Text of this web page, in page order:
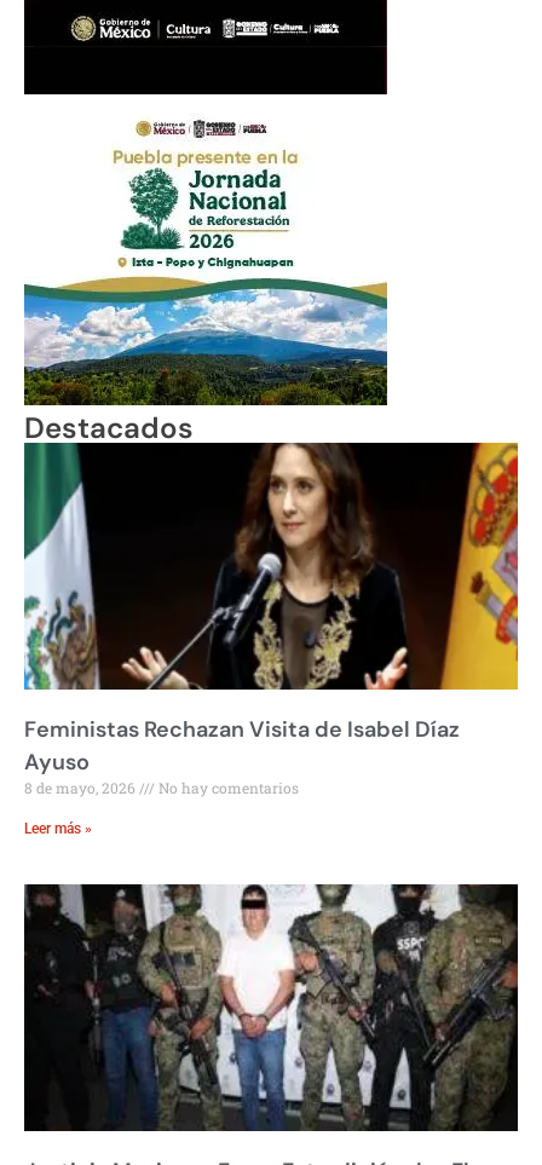
Destacados
Feministas Rechazan Visita de Isabel Díaz
Ayuso
8 de mayo, 2026 No hay comentarios
Leer más »